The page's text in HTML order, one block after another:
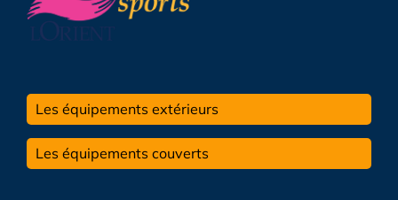
Les équipements extérieurs
Les équipements couverts